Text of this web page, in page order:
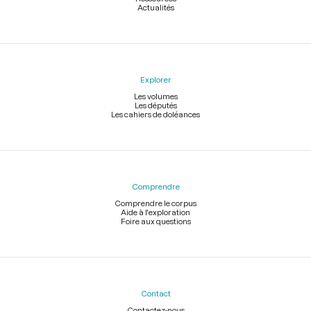
Actualités
Explorer
Les volumes
Les députés
Les cahiers de doléances
Comprendre
Comprendre le corpus
Aide à l'exploration
Foire aux questions
Contact